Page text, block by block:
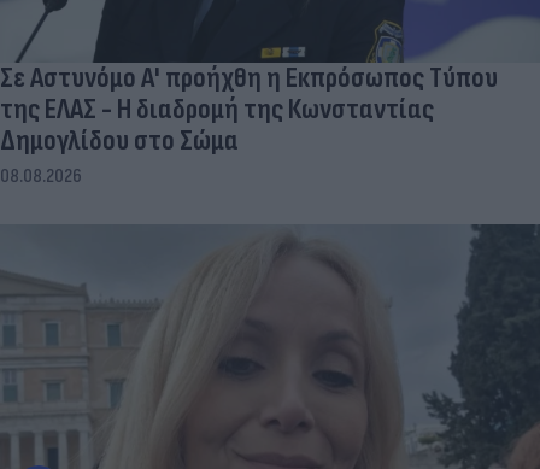
Σε Αστυνόμο Α' προήχθη η Εκπρόσωπος Τύπου
της ΕΛΑΣ - Η διαδρομή της Κωνσταντίας
Δημογλίδου στο Σώμα
08.08.2026